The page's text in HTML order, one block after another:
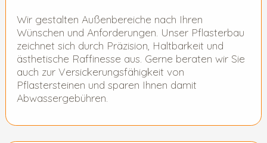
Wir gestalten Außenbereiche nach Ihren
Wünschen und Anforderungen. Unser Pflasterbau
zeichnet sich durch Präzision, Haltbarkeit und
ästhetische Raffinesse aus. Gerne beraten wir Sie
auch zur Versickerungsfähigkeit von
Pflastersteinen und sparen Ihnen damit
Abwassergebühren.